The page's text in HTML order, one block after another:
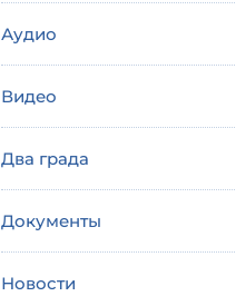
Аудио
Видео
Два града
Документы
Новости